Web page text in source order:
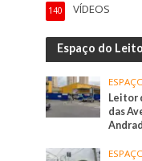
VÍDEOS
140
Espaço do
Leitor
das